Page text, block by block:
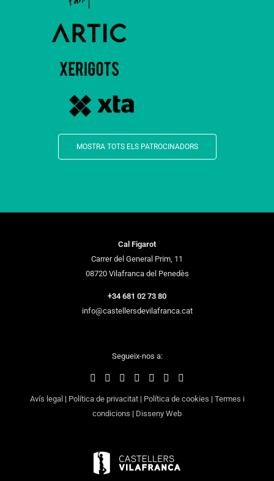
MOSTRA TOTS ELS PATROCINADORS
Cal Figarot
Carrer del General Prim, 11
08720 Vilafranca del Penedès
+34 681 02 73 80
info@castellersdevilafranca.cat
Segueix-nos a:
Avís legal | Política de privacitat| Política de cookies | Termes i
condicions | Disseny Web